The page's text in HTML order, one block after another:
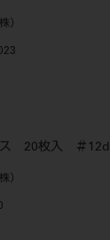
）
ス 20枚入 ＃12d
）